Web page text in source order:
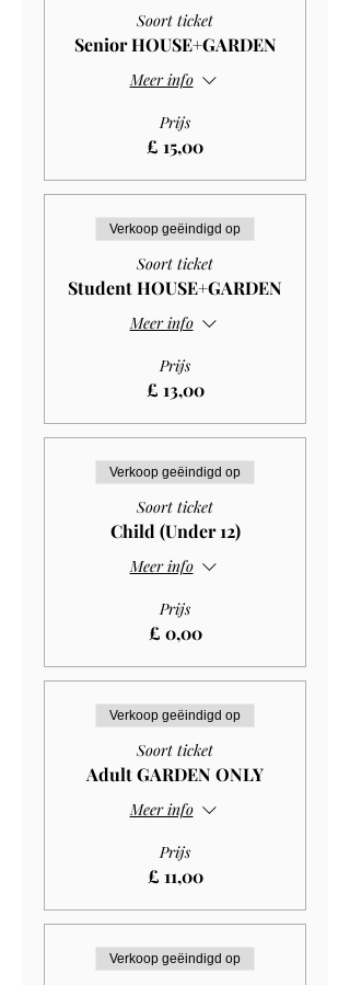
Soort ticket
Senior HOUSE+GARDEN
Meer info
Prijs
£ 15,00
Verkoop geëindigd op
Soort ticket
Student HOUSE+GARDEN
Meer info
Prijs
£ 13,00
Verkoop geëindigd op
Soort ticket
Child (Under 12)
Meer info
Prijs
£ 0,00
Verkoop geëindigd op
Soort ticket
Adult GARDEN ONLY
Meer info
Prijs
£ 11,00
Verkoop geëindigd op